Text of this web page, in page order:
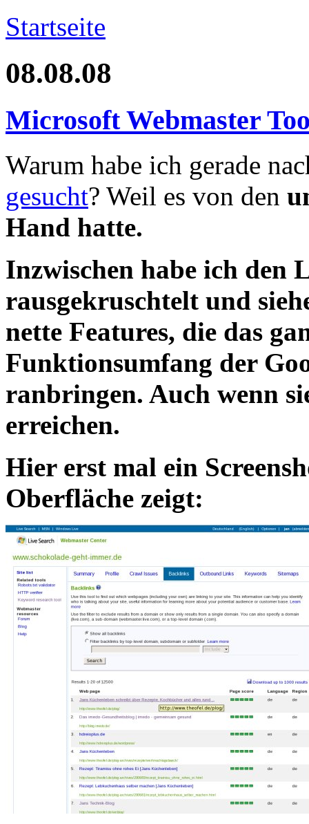
Startseite
08.08.08
Microsoft Webmaster
Warum habe ich gerade
gesucht? Weil es von den
Hand hatte.
Inzwischen habe ich den
rausgekruschtelt und
nette Features, die das
Funktionsumfang der
ranbringen. Auch wenn
erreichen.
Hier erst mal ein
Oberfläche zeigt: